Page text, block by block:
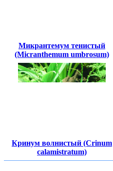
Микрантемум тенистый
(Micranthemum umbrosum)
Кринум волнистый (Crinum
calamistratum)